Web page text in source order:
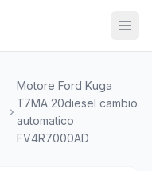
Motore Ford Kuga
T7MA 20diesel cambio
automatico
FV4R7000AD